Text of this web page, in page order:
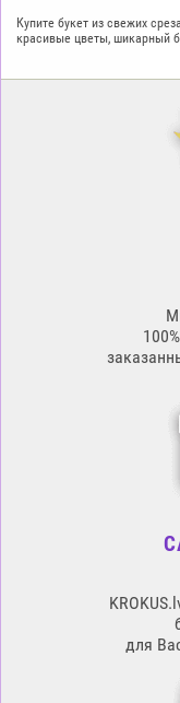
Купите букет из свежих
красивые цветы, шикарный
для